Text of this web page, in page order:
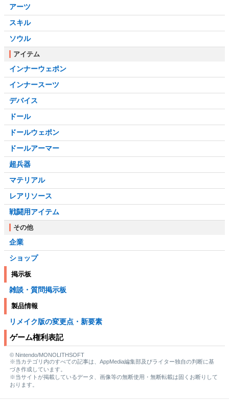
アーツ
スキル
ソウル
アイテム
インナーウェポン
インナースーツ
デバイス
ドール
ドールウェポン
ドールアーマー
超兵器
マテリアル
レアリソース
戦闘用アイテム
その他
企業
ショップ
掲示板
雑談・質問掲示板
製品情報
リメイク版の変更点・新要素
ゲーム権利表記
© Nintendo/MONOLITHSOFT
※当カテゴリ内のすべての記事は、AppMedia編集部及びライター独自の判断に基
づき作成しています。
※当サイトが掲載しているデータ、画像等の無断使用・無断転載は固くお断りして
おります。